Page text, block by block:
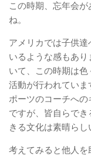
この時期、忘年会
ね。
アメリカでは子供
いるような感もあ
いて、この時期は
活動が行われてい
ポーツのコーチへ
ですが、皆自らで
きる文化は素晴らし
考えてみると他人